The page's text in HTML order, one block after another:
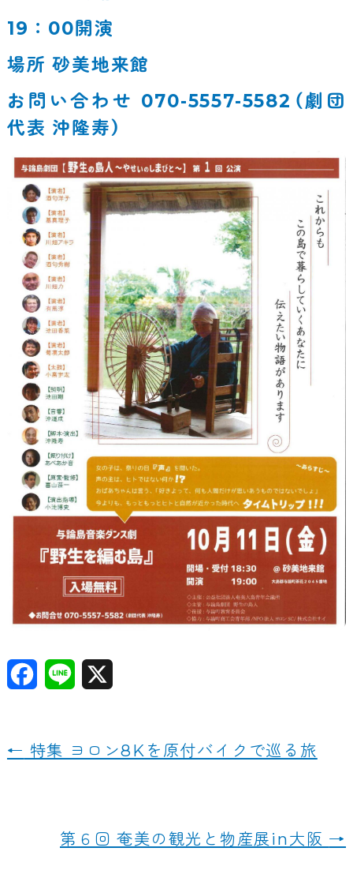
19：00開演
場所 砂美地来館
お問い合わせ 070-5557-5582（劇団
代表 沖隆寿）
F
c
e
Li X
← 特集 ヨロン8Kを原付バイクで巡る旅
第６回 奄美の観光と物産展in大阪 →